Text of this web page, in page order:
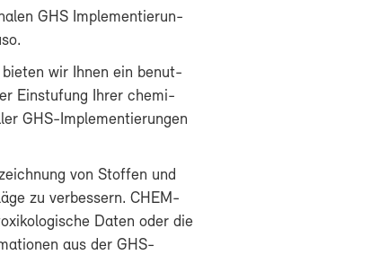
GHS Im­ple­men­tie­run­
bie­ten wir Ih­nen ein be­nut­
Ein­stu­fung Ih­rer che­mi­
GHS-​Implementierungen
von Stof­fen und
zu ver­bes­sern. CHEM­
Da­ten oder die
aus der GHS-​